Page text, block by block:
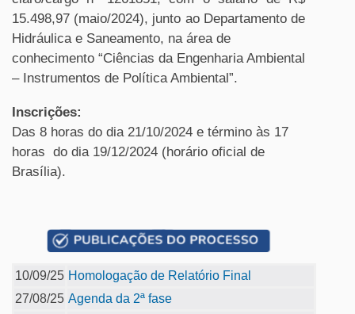
15.498,97 (maio/2024), junto ao Departamento de
Hidráulica e Saneamento, na área de
conhecimento “Ciências da Engenharia Ambiental
– Instrumentos de Política Ambiental”.
Inscrições:
Das 8 horas do dia 21/10/2024 e término às 17
horas do dia 19/12/2024 (horário oficial de
Brasília).
10/09/25 Homologação de Relatório Final
27/08/25 Agenda da 2ª fase